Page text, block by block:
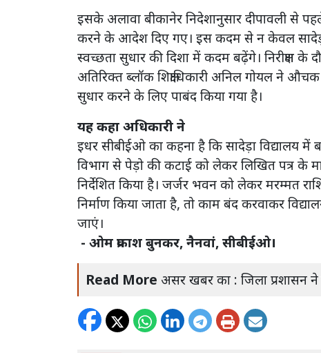
इसके अलावा बीकानेर निदेशानुसार दीपावली से
करने के आदेश दिए गए। इस कदम से न केवल सादेड़ा
स्वच्छता सुधार की दिशा में कदम बढ़ेंगे। निरीक्षण के
अतिरिक्त ब्लॉक शिक्षाधिकारी अनिल गोयल ने
सुधार करने के लिए पाबंद किया गया है।
यह कहा अधिकारी ने
इधर सीबीईओ का कहना है कि सादेड़ा विद्यालय
विभाग से पेड़ो की कटाई को लेकर लिखित पत्र के
निर्देशित किया है। जर्जर भवन को लेकर मरम्मत
निर्माण किया जाता है, तो काम बंद करवाकर
जाएं।
- ओम प्रकाश बुनकर, नैनवां, सीबीईओ।
Read More असर खबर का : जिला प्रशासन ने